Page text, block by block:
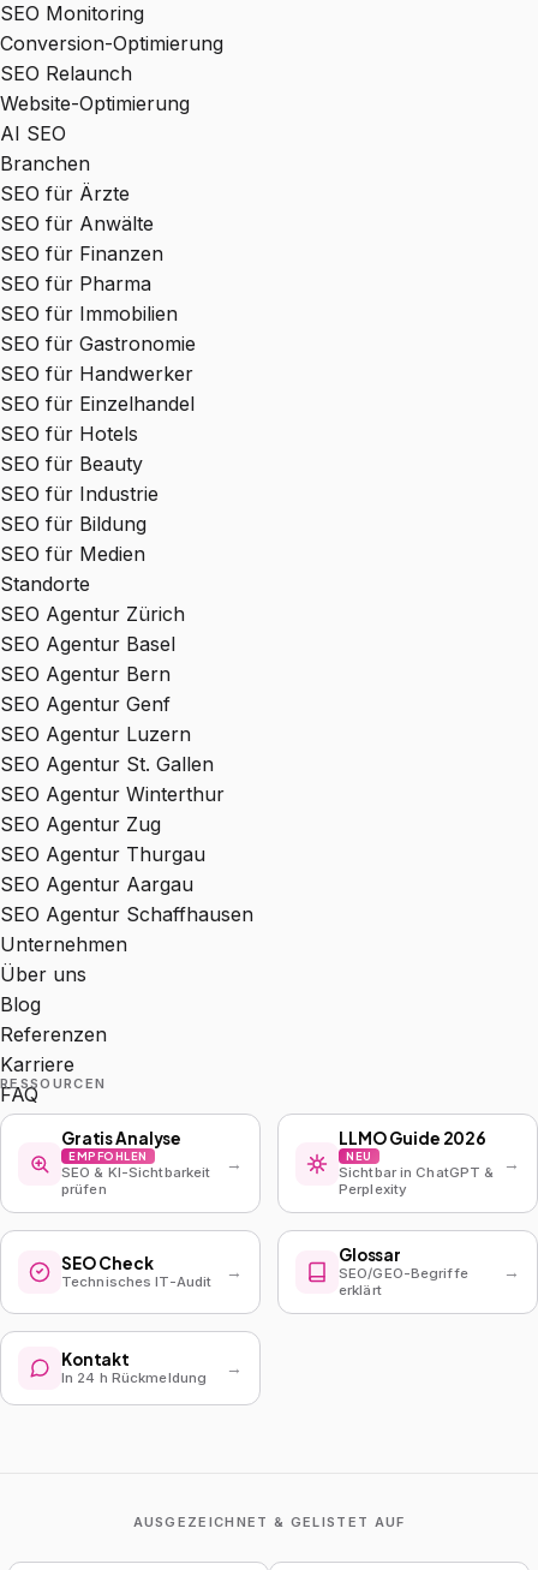
SEO Monitoring
Conversion-Optimierung
SEO Relaunch
Website-Optimierung
AI SEO
Branchen
SEO für Ärzte
SEO für Anwälte
SEO für Finanzen
SEO für Pharma
SEO für Immobilien
SEO für Gastronomie
SEO für Handwerker
SEO für Einzelhandel
SEO für Hotels
SEO für Beauty
SEO für Industrie
SEO für Bildung
SEO für Medien
Standorte
SEO Agentur Zürich
SEO Agentur Basel
SEO Agentur Bern
SEO Agentur Genf
SEO Agentur Luzern
SEO Agentur St. Gallen
SEO Agentur Winterthur
SEO Agentur Zug
SEO Agentur Thurgau
SEO Agentur Aargau
SEO Agentur Schaffhausen
Unternehmen
Über uns
Blog
Referenzen
Karriere
FAQ
RESSOURCEN
Gratis Analyse
EMPFOHLEN
SEO & KI-Sichtbarkeit
prüfen
→
LLMO Guide 2026
NEU
Sichtbar in ChatGPT &
Perplexity
→
SEO Check
Technisches IT-Audit →
Glossar
SEO/GEO-Begriffe
erklärt
→
Kontakt
In 24 h Rückmeldung →
AUSGEZEICHNET & GELISTET AUF